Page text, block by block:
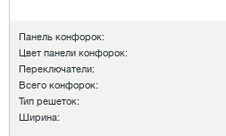
Панель конфорок:
Цвет панели конфорок:
Переключатели:
Всего конфорок:
Тип решеток:
Ширина: